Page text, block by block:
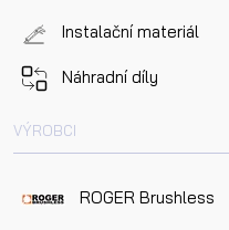
Instalační materiál
Náhradní díly
VÝROBCI
ROGER Brushless